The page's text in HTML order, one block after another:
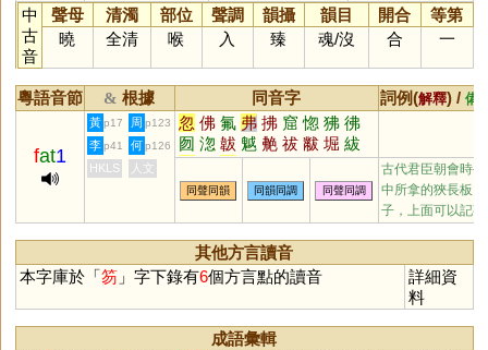
中
古
音
聲母 清濁 部位 聲調 韻攝 韻目 開合
等第
曉
全清 喉 入 臻 魂/沒 合 一
粵語音節 & 根據 同音字 詞例(解釋) / 備
fat1
黃 p17 周 p123 忽 佛 氟 弗 拂 窟 惚 狒 彿
囫 淴 韍 魆 艴 祓 黻 堀 紱
巿 芾 茀 紼 笰 袚 欻 綍 矻
芴 曶 昒 帗 刜 胐 窋 泏 匢
冹 啒 柭 柫 烼 翇 圣
李 p41 何 p126
HKLS 人文
同聲同韻 同韻同調 同聲同調
古代君臣朝會時手
中所拿的狹長板
子，上面可以記事
其他方言讀音
本字庫於「笏」字下錄有6個方言點的讀音
詳細資
料
成語彙輯